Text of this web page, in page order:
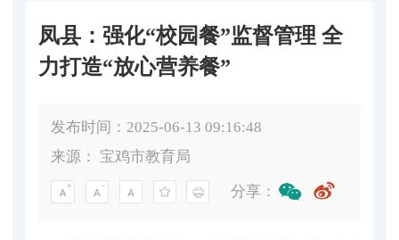
凤县：强化“校园餐”监督管理 全
力打造“放心营养餐”
发布时间：2025-06-13 09:16:48
来源： 宝鸡市教育局
分享：